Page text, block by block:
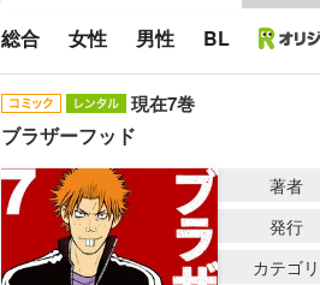
総合 女性 男性 BL
現在7巻
ブラザーフッド
著者
発行
カテゴリ